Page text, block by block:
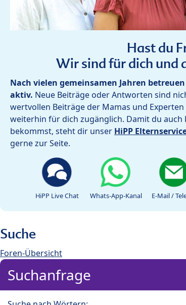
Hast du
Wir sind für dich und
Nach vielen gemeinsamen Jahren
aktiv. Neue Beiträge oder Antworten sind
wertvollen Beiträge der Mamas und
weiterhin für dich zugänglich. Damit du
bekommst, steht dir unser HiPP
gerne zur Seite.
HiPP Live Chat Whats-App-Kanal E-Mail /
Suche
Foren-Übersicht
Suchanfrage